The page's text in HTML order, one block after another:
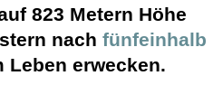
823 Metern Höhe
nach fünfeinhalb
Leben erwecken.